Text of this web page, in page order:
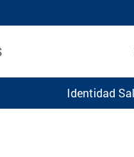
Identidad
Politécnica